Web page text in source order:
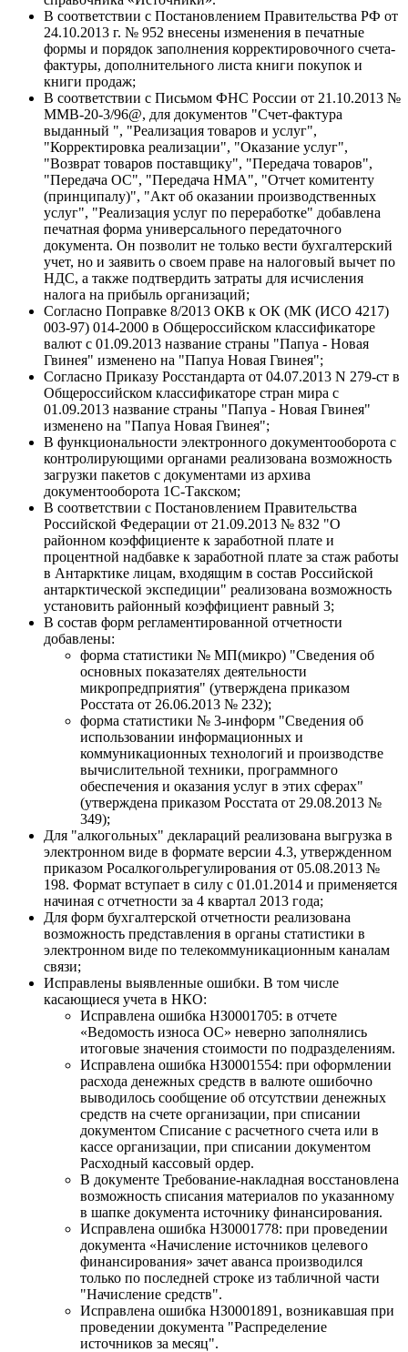
В соответствии с Постановлением Правительства РФ от
24.10.2013 г. № 952 внесены изменения в печатные
формы и порядок заполнения корректировочного счета-
фактуры, дополнительного листа книги покупок и
книги продаж;
В соответствии с Письмом ФНС России от 21.10.2013 №
ММВ-20-3/96@, для документов "Счет-фактура
выданный ", "Реализация товаров и услуг",
"Корректировка реализации", "Оказание услуг",
"Возврат товаров поставщику", "Передача товаров",
"Передача ОС", "Передача НМА", "Отчет комитенту
(принципалу)", "Акт об оказании производственных
услуг", "Реализация услуг по переработке" добавлена
печатная форма универсального передаточного
документа. Он позволит не только вести бухгалтерский
учет, но и заявить о своем праве на налоговый вычет по
НДС, а также подтвердить затраты для исчисления
налога на прибыль организаций;
Согласно Поправке 8/2013 ОКВ к ОК (МК (ИСО 4217)
003-97) 014-2000 в Общероссийском классификаторе
валют с 01.09.2013 название страны "Папуа - Новая
Гвинея" изменено на "Папуа Новая Гвинея";
Согласно Приказу Росстандарта от 04.07.2013 N 279-ст в
Общероссийском классификаторе стран мира с
01.09.2013 название страны "Папуа - Новая Гвинея"
изменено на "Папуа Новая Гвинея";
В функциональности электронного документооборота с
контролирующими органами реализована возможность
загрузки пакетов с документами из архива
документооборота 1С-Такском;
В соответствии с Постановлением Правительства
Российской Федерации от 21.09.2013 № 832 "О
районном коэффициенте к заработной плате и
процентной надбавке к заработной плате за стаж работы
в Антарктике лицам, входящим в состав Российской
антарктической экспедиции" реализована возможность
установить районный коэффициент равный 3;
В состав форм регламентированной отчетности
добавлены:
форма статистики № МП(микро) "Сведения об
основных показателях деятельности
микропредприятия" (утверждена приказом
Росстата от 26.06.2013 № 232);
форма статистики № 3-информ "Сведения об
использовании информационных и
коммуникационных технологий и производстве
вычислительной техники, программного
обеспечения и оказания услуг в этих сферах"
(утверждена приказом Росстата от 29.08.2013 №
349);
Для "алкогольных" деклараций реализована выгрузка в
электронном виде в формате версии 4.3, утвержденном
приказом Росалкогольрегулирования от 05.08.2013 №
198. Формат вступает в силу с 01.01.2014 и применяется
начиная с отчетности за 4 квартал 2013 года;
Для форм бухгалтерской отчетности реализована
возможность представления в органы статистики в
электронном виде по телекоммуникационным каналам
связи;
Исправлены выявленные ошибки. В том числе
касающиеся учета в НКО:
Исправлена ошибка НЗ0001705: в отчете
«Ведомость износа ОС» неверно заполнялись
итоговые значения стоимости по подразделениям.
Исправлена ошибка НЗ0001554: при оформлении
расхода денежных средств в валюте ошибочно
выводилось сообщение об отсутствии денежных
средств на счете организации, при списании
документом Списание с расчетного счета или в
кассе организации, при списании документом
Расходный кассовый ордер.
В документе Требование-накладная восстановлена
возможность списания материалов по указанному
в шапке документа источнику финансирования.
Исправлена ошибка НЗ0001778: при проведении
документа «Начисление источников целевого
финансирования» зачет аванса производился
только по последней строке из табличной части
"Начисление средств".
Исправлена ошибка НЗ0001891, возникавшая при
проведении документа "Распределение
источников за месяц".